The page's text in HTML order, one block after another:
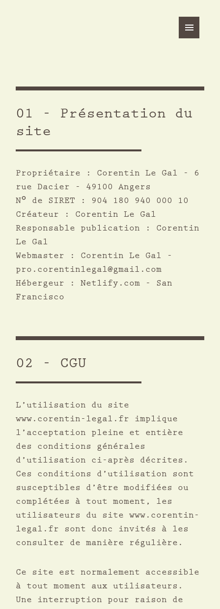
01 - Présentation du
site
Propriétaire : Corentin Le Gal - 6
rue Dacier - 49100 Angers
N° de SIRET : 904 180 940 000 10
Créateur : Corentin Le Gal
Responsable publication : Corentin
Le Gal
Webmaster : Corentin Le Gal -
pro.corentinlegal@gmail.com
Hébergeur : Netlify.com - San
Francisco
02 - CGU
L’utilisation du site
www.corentin-legal.fr implique
l’acceptation pleine et entière
des conditions générales
d’utilisation ci-après décrites.
Ces conditions d’utilisation sont
susceptibles d’être modifiées ou
complétées à tout moment, les
utilisateurs du site www.corentin-
legal.fr sont donc invités à les
consulter de manière régulière.
Ce site est normalement accessible
à tout moment aux utilisateurs.
Une interruption pour raison de